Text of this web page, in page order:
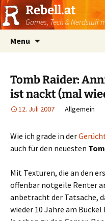
Rebell.at
Games, Tech & Nerdstuff
Menu
Tomb Raider:
ist nackt (mal
12. Juli 2007 Allgemein
Wie ich grade in der
auch für den neuesten
Mit Texturen, die an den
offenbar notgeile Renter
anbetracht der Tatsache,
wieder 10 Jahre am